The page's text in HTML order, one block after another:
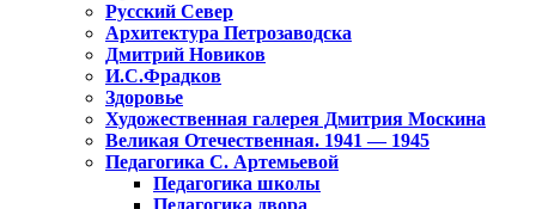
Русский Север
Архитектура Петрозаводска
Дмитрий Новиков
И.С.Фрадков
Здоровье
Художественная галерея Дмитрия Москина
Великая Отечественная. 1941 — 1945
Педагогика С. Артемьевой
Педагогика школы